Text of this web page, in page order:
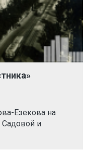
Езекова на
и